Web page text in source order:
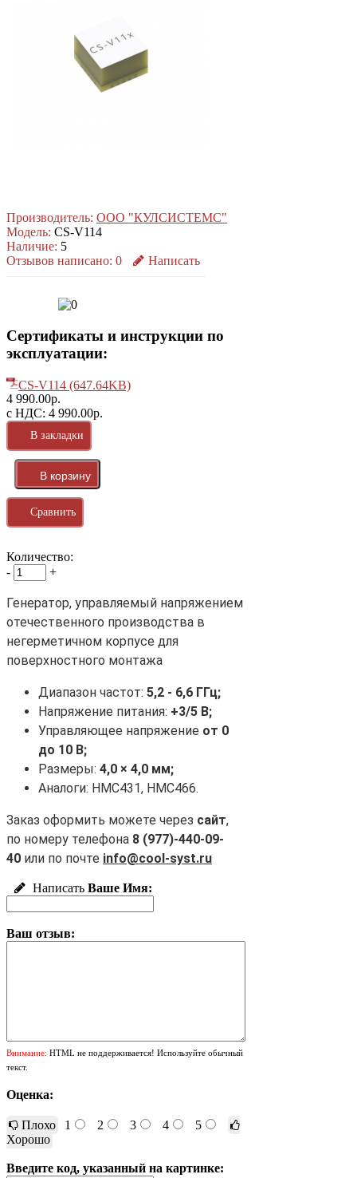
Производитель: ООО "КУЛСИСТЕМС"
Модель: CS-V114
Наличие: 5
Отзывов написано: 0 Написать
Сертификаты и инструкции по
эксплуатации:
CS-V114 (647.64KB)
4 990.00р.
с НДС: 4 990.00р.
В закладки
Сравнить
Количество:
-
+
Генератор, управляемый напряжением
отечественного производства в
негерметичном корпусе для
поверхностного монтажа
Диапазон частот: 5,2 - 6,6 ГГц;
Напряжение питания: +3/5 В;
Управляющее напряжение от 0
до 10 В;
Размеры: 4,0 × 4,0 мм;
Аналоги: HMC431, HMC466.
Заказ оформить можете через сайт,
по номеру телефона 8 (977)-440-09-
40 или по почте info@cool-syst.ru
Написать Ваше Имя:
Ваш отзыв:
Внимание: HTML не поддерживается! Используйте обычный
текст.
Оценка:
Плохо 1 2 3 4
5
Хорошо
Введите код, указанный на картинке: